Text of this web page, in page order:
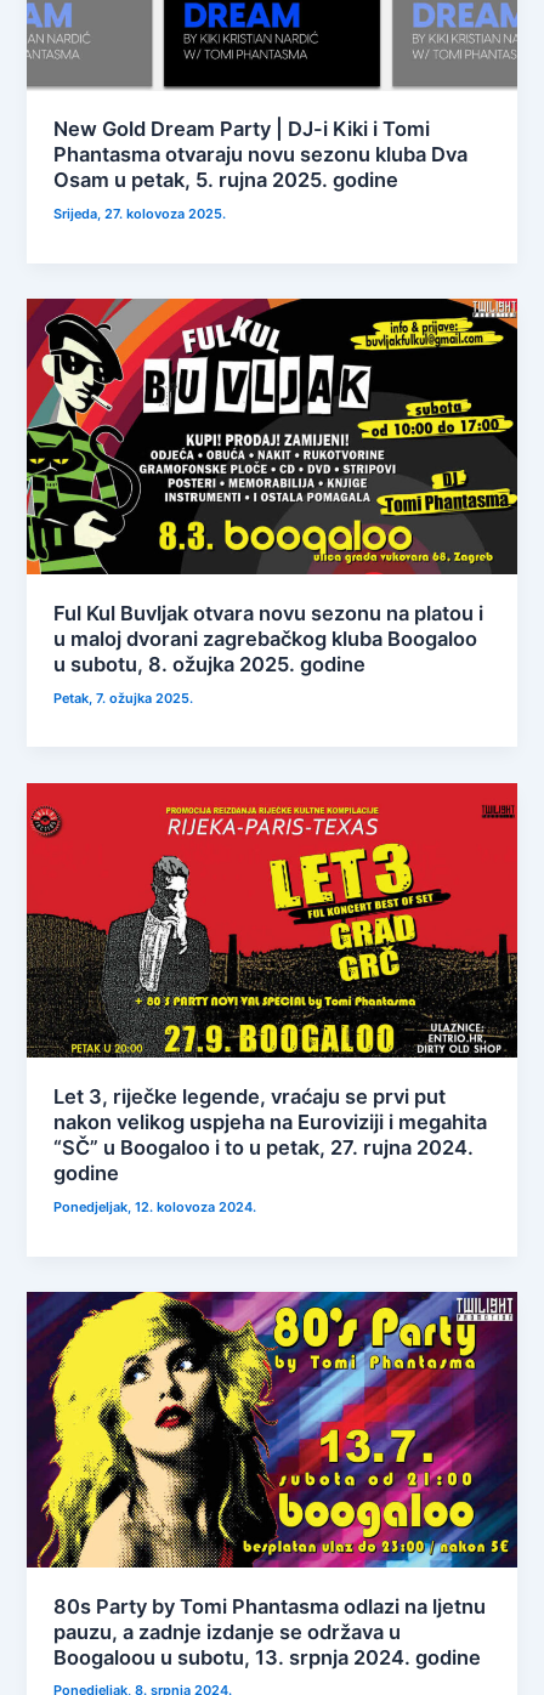
New Gold Dream Party | DJ-i Kiki i Tomi
Phantasma otvaraju novu sezonu kluba Dva
Osam u petak, 5. rujna 2025. godine
Srijeda, 27. kolovoza 2025.
Ful Kul Buvljak otvara novu sezonu na platou i
u maloj dvorani zagrebačkog kluba Boogaloo
u subotu, 8. ožujka 2025. godine
Petak, 7. ožujka 2025.
Let 3, riječke legende, vraćaju se prvi put
nakon velikog uspjeha na Euroviziji i megahita
“SČ” u Boogaloo i to u petak, 27. rujna 2024.
godine
Ponedjeljak, 12. kolovoza 2024.
80s Party by Tomi Phantasma odlazi na ljetnu
pauzu, a zadnje izdanje se održava u
Boogaloou u subotu, 13. srpnja 2024. godine
Ponedjeljak, 8. srpnja 2024.